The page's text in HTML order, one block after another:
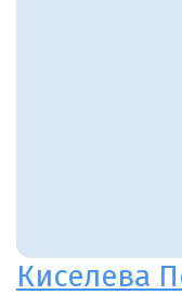
Киселева